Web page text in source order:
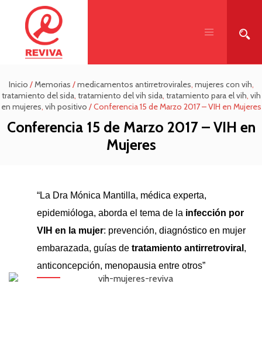
Inicio /Memorias /medicamentos antirretrovirales, mujeres con vih,
tratamiento del sida, tratamiento del vih sida, tratamiento para el vih, vih
en mujeres, vih positivo /Conferencia 15 de Marzo 2017 – VIH en Mujeres
Conferencia 15 de Marzo 2017 – VIH en
Mujeres
“La Dra Mónica Mantilla, médica experta,
epidemióloga, aborda el tema de la infección por
VIH en la mujer: prevención, diagnóstico en mujer
embarazada, guías de tratamiento antirretroviral ,
anticoncepción, menopausia entre otros”